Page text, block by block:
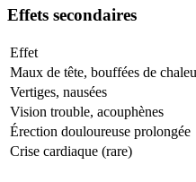
Effets secondaires
Effet
Maux de tête, bouffées de
Vertiges, nausées
Vision trouble, acouphènes
Érection douloureuse prolongée
Crise cardiaque (rare)